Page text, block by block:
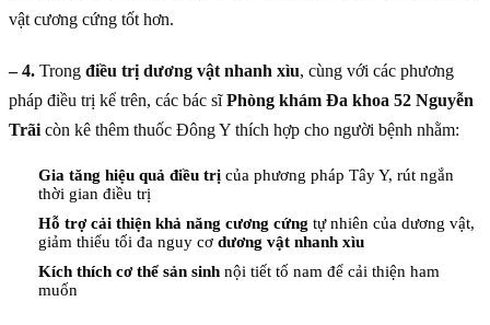
vật cương cứng tốt hơn.
– 4. Trong điều trị dương vật nhanh xìu, cùng với các phương
pháp điều trị kể trên, các bác sĩPhòng khám Đa khoa 52 Nguyễn
Trãi còn kê thêm thuốc Đông Y thích hợp cho người bệnh nhằm:
Gia tăng hiệu quả điều trị của phương pháp Tây Y, rút ngắn
thời gian điều trị
Hỗ trợ cải thiện khả năng cương cứng tự nhiên của dương vật,
giảm thiểu tối đa nguy cơ dương vật nhanh xìu
Kích thích cơ thể sản sinh nội tiết tố nam để cải thiện ham
muốn